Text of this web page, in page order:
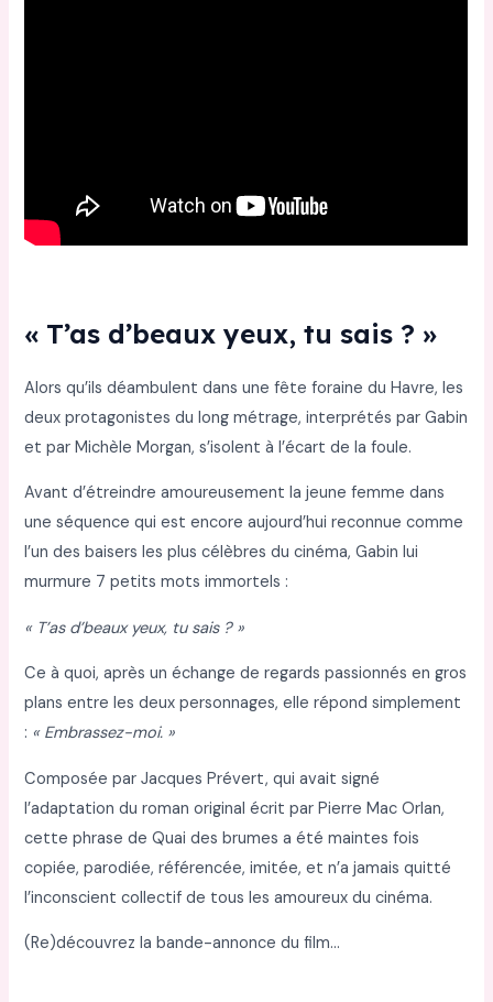
« T’as d’beaux yeux, tu sais ? »
Alors qu’ils déambulent dans une fête foraine du Havre, les
deux protagonistes du long métrage, interprétés par Gabin
et par Michèle Morgan, s’isolent à l’écart de la foule.
Avant d’étreindre amoureusement la jeune femme dans
une séquence qui est encore aujourd’hui reconnue comme
l’un des baisers les plus célèbres du cinéma, Gabin lui
murmure 7 petits mots immortels :
« T’as d’beaux yeux, tu sais ? »
Ce à quoi, après un échange de regards passionnés en gros
plans entre les deux personnages, elle répond simplement
: « Embrassez-moi. »
Composée par Jacques Prévert, qui avait signé
l’adaptation du roman original écrit par Pierre Mac Orlan,
cette phrase de Quai des brumes a été maintes fois
copiée, parodiée, référencée, imitée, et n’a jamais quitté
l’inconscient collectif de tous les amoureux du cinéma.
(Re)découvrez la bande-annonce du film…